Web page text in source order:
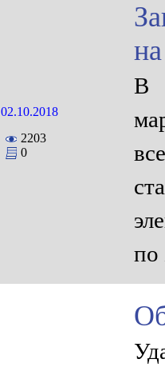
02.10.2018
2203
0
В
по